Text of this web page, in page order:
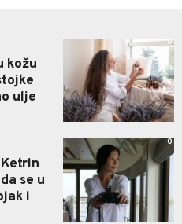
kožu
ulje
0
se u
i
0